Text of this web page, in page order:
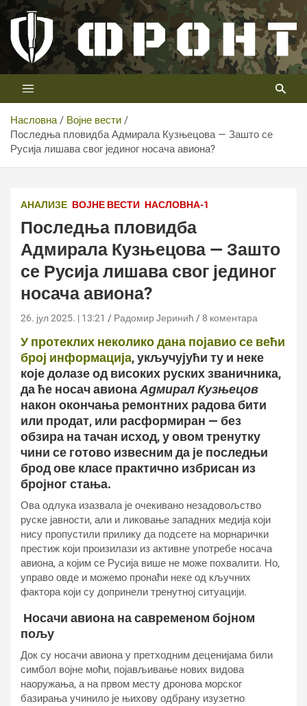
Скип
цонтент
Телевизија ФРОНТ
Први војни канал у Србији
Насловна
Војне вести
Последња пловидба Адмирала Кузњецова — Зашто се
Русија лишава свог јединог носача авиона?
АНАЛИЗЕ ВОЈНЕ ВЕСТИ НАСЛОВНА-1
Последња пловидба
Адмирала Кузњецова — Зашто
се Русија лишава свог јединог
носача авиона?
26. јул 2025. | 13:21 Радомир Јеринић 8 коментара
У протеклих неколико дана појавио се већи
број информација, укључујући ту и неке
које долазе од високих руских званичника,
да ће носач авионаАдмирал Кузњецов
након окончања ремонтних радова бити
или продат, или расформиран — без
обзира на тачан исход, у овом тренутку
чини се готово извесним да је последњи
брод ове класе практично избрисан из
бројног стања.
Ова одлука изазвала је очекивано незадовољство
руске јавности, али и ликовање западних медија који
нису пропустили прилику да подсете на морнарички
престиж који произилази из активне употребе носача
авиона, а којим се Русија више не може похвалити. Но,
управо овде и можемо пронаћи неке од кључних
фактора који су допринели тренутној ситуацији.
Носачи авиона на савременом бојном
пољу
Док су носачи авиона у претходним деценијама били
симбол војне моћи, појављивање нових видова
наоружања, а на првом месту дронова морског
базирања учинило је њихову одбрану изузетно